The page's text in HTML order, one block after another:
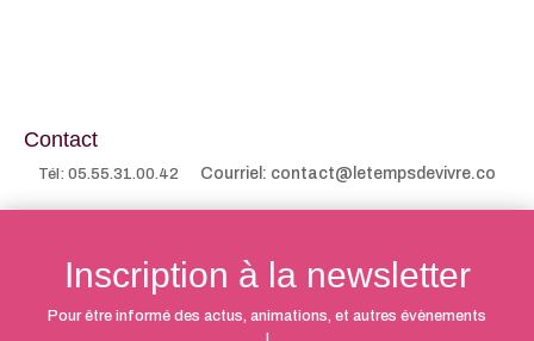
Contact
Tél: 05.55.31.00.42 Courriel: contact@letempsdevivre.co
Inscription à la newsletter
Pour être informé des actus, animations, et autres évènements